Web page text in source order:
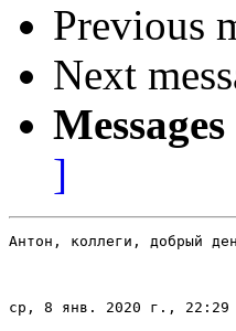
Previous
Next
]
Антон, коллеги, добрый
ср, 8 янв. 2020 г., 22:29